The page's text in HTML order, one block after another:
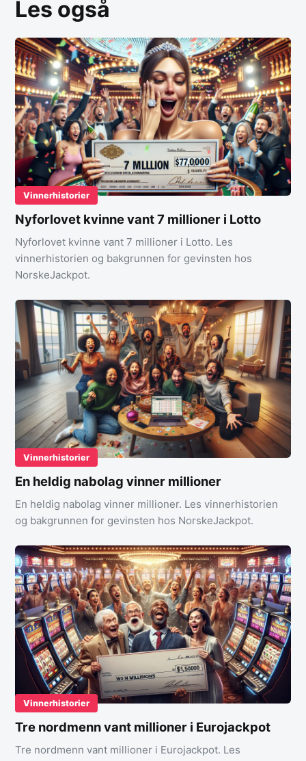
Les også
Vinnerhistorier
Nyforlovet kvinne vant 7 millioner i Lotto
Nyforlovet kvinne vant 7 millioner i Lotto. Les
vinnerhistorien og bakgrunnen for gevinsten hos
NorskeJackpot.
Vinnerhistorier
En heldig nabolag vinner millioner
En heldig nabolag vinner millioner. Les vinnerhistorien
og bakgrunnen for gevinsten hos NorskeJackpot.
Vinnerhistorier
Tre nordmenn vant millioner i Eurojackpot
Tre nordmenn vant millioner i Eurojackpot. Les